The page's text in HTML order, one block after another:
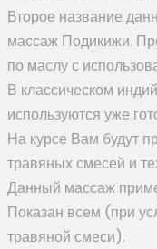
Второе название
массаж Подикижи.
по маслу с
В классическом
используются уже
На курсе Вам будут
травяных смесей и
Данный массаж
Показан всем (при
травяной смеси).